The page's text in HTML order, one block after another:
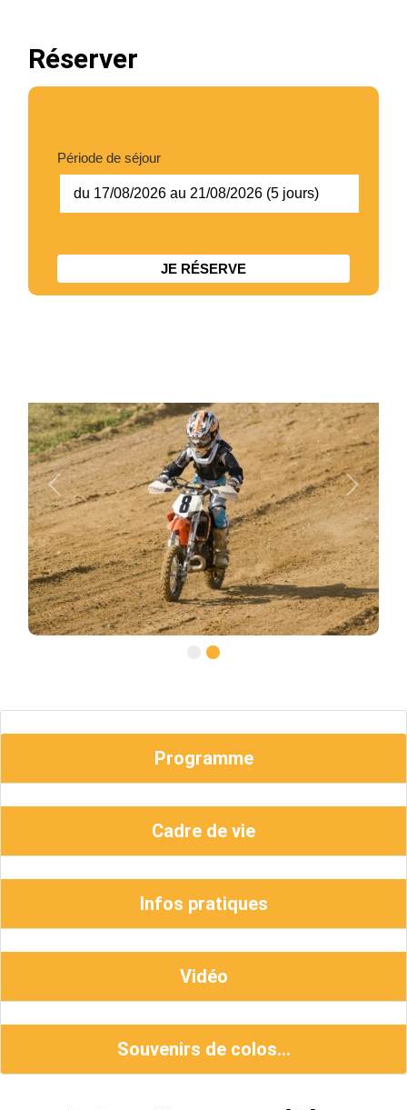
05 34 57 19 59
Programme
Cadre de vie
Infos pratiques
Vidéo
Souvenirs de colos...
Réserver
Période de séjour
du 17/08/2026 au 21/08/2026 (5 jours)
JE RÉSERVE
Previous Next